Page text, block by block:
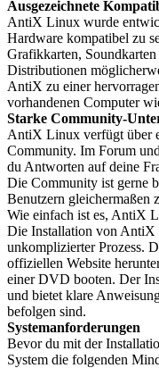
Ausgezeichnete
AntiX Linux wurde
Hardware kompatibel zu
Grafikkarten,
Distributionen
AntiX zu einer
vorhandenen Computer
Starke Community-
AntiX Linux verfügt über
Community. Im Forum
du Antworten auf deine
Die Community ist gerne
Benutzern gleichermaßen
Wie einfach ist es, AntiX
Die Installation von
unkomplizierter Prozess.
offiziellen Website
einer DVD booten. Der
und bietet klare
befolgen sind.
Systemanforderungen
Bevor du mit der
System die folgenden